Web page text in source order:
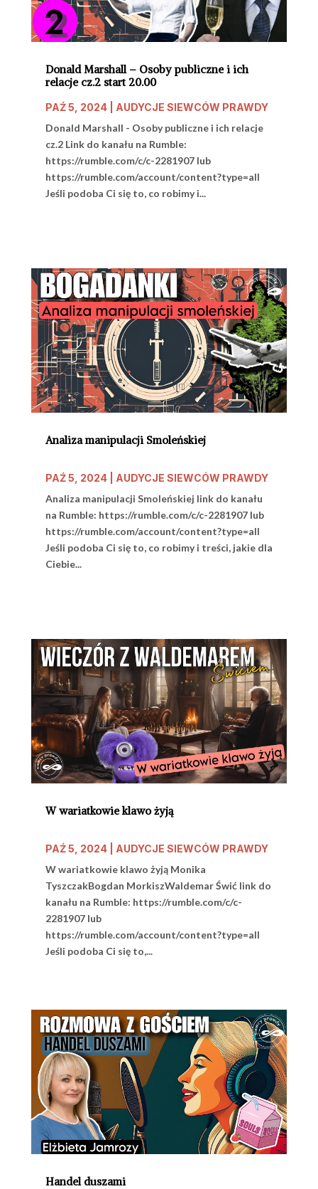
Donald Marshall – Osoby publiczne i ich
relacje cz.2 start 20.00
PAŹ 5, 2024| AUDYCJE SIEWCÓW PRAWDY
Donald Marshall - Osoby publiczne i ich relacje
cz.2 Link do kanału na Rumble:
https://rumble.com/c/c-2281907 lub
https://rumble.com/account/content?type=all
Jeśli podoba Ci się to, co robimy i...
Analiza manipulacji Smoleńskiej
PAŹ 5, 2024| AUDYCJE SIEWCÓW PRAWDY
Analiza manipulacji Smoleńskiej link do kanału
na Rumble: https://rumble.com/c/c-2281907 lub
https://rumble.com/account/content?type=all
Jeśli podoba Ci się to, co robimy i treści, jakie dla
Ciebie...
W wariatkowie klawo żyją
PAŹ 5, 2024| AUDYCJE SIEWCÓW PRAWDY
W wariatkowie klawo żyją Monika
TyszczakBogdan MorkiszWaldemar Świć link do
kanału na Rumble: https://rumble.com/c/c-
2281907 lub
https://rumble.com/account/content?type=all
Jeśli podoba Ci się to,...
Handel duszami